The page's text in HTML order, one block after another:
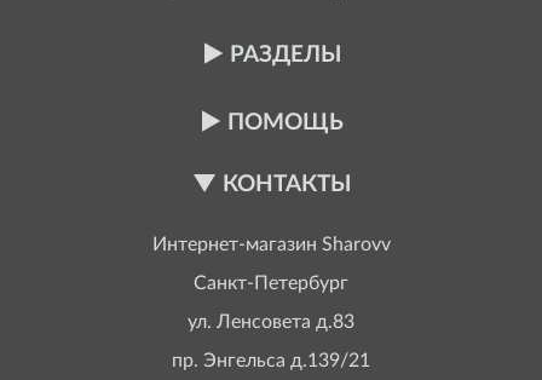
РАЗДЕЛЫ
ПОМОЩЬ
КОНТАКТЫ
Интернет-магазин Sharovv
Санкт-Петербург
ул. Ленсовета д.83
пр. Энгельса д.139/21